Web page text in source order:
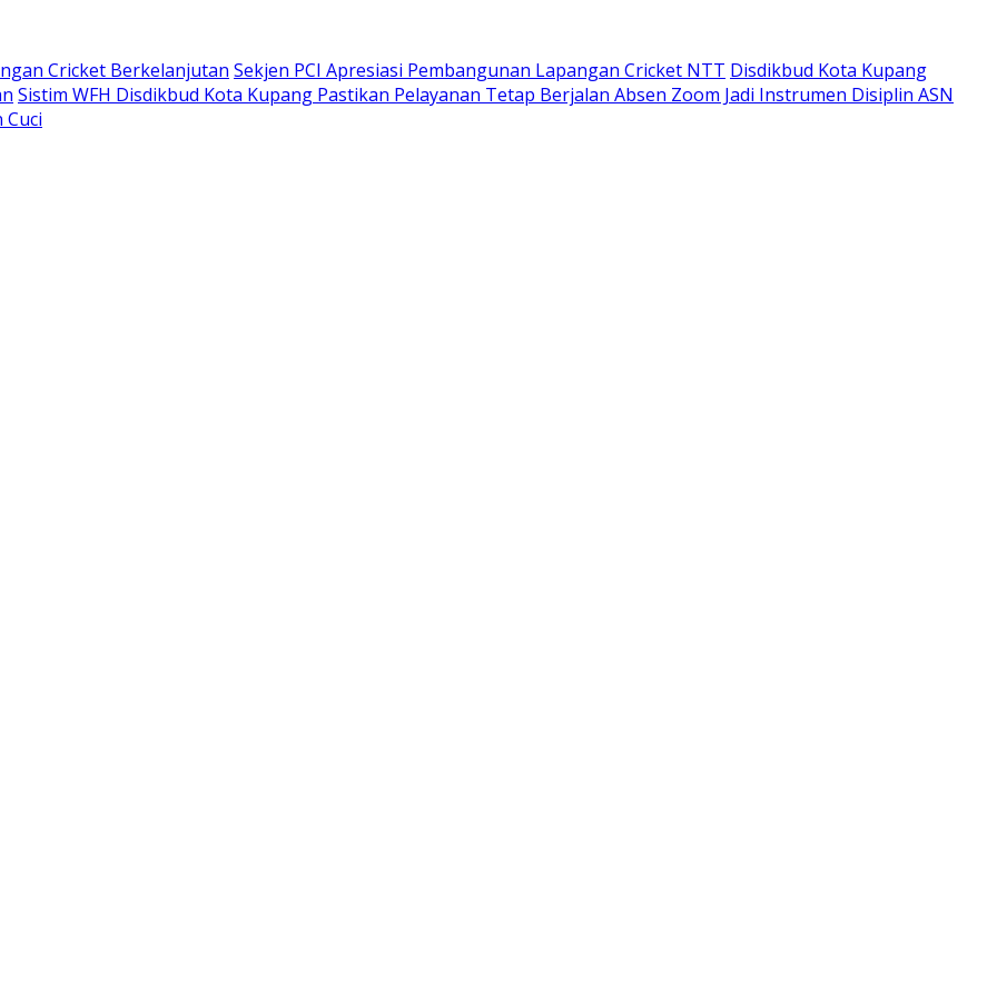
Cricket Berkelanjutan Sekjen PCI Apresiasi Pembangunan Lapangan Cricket NTT Disdikbud Kota Kupang
Sistim WFH Disdikbud Kota Kupang Pastikan Pelayanan Tetap Berjalan Absen Zoom Jadi Instrumen Disiplin ASN